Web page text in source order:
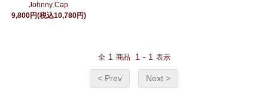
Johnny Cap
9,800円(税込10,780円)
全 1 商品 1 - 1 表示
< Prev Next >